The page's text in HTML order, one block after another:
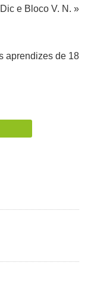
Dic e Bloco V. N. »
aprendizes de 18